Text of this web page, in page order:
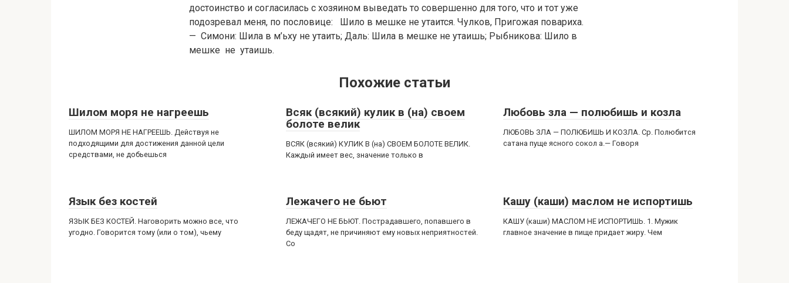
достоинство и согласилась с хозяином выведать то совершенно для того, что и тот уже
подозревал меня, по пословице: Шило в мешке не утаится. Чулков, Пригожая повариха.
— Симони: Шила в м’ьху не утаить; Даль: Шила в мешке не утаишь; Рыбникова: Шило в
мешке не утаишь.
Похожие статьи
Шилом моря не нагреешь
ШИЛОМ МОРЯ НЕ НАГРЕЕШЬ. Действуя не
подходящими для достижения данной цели
средствами, не добьешься
Всяк (всякий) кулик в (на) своем
болоте велик
ВСЯК (всякий) КУЛИК В (на) СВОЕМ БОЛОТЕ ВЕЛИК.
Каждый имеет вес, значение только в
Любовь зла — полюбишь и козла
ЛЮБОВЬ ЗЛА — ПОЛЮБИШЬ И КОЗЛА. Ср. Полюбится
сатана пуще ясного сокол а.— Говоря
Язык без костей
ЯЗЫК БЕЗ КОСТЕЙ. Наговорить можно все, что
угодно. Говорится тому (или о том), чьему
Лежачего не бьют
ЛЕЖАЧЕГО НЕ БЬЮТ. Пострадавшего, попавшего в
беду щадят, не причиняют ему новых неприятностей.
Со
Кашу (каши) маслом не испортишь
КАШУ (каши) МАСЛОМ НЕ ИСПОРТИШЬ. 1. Мужик
главное значение в пище придает жиру. Чем